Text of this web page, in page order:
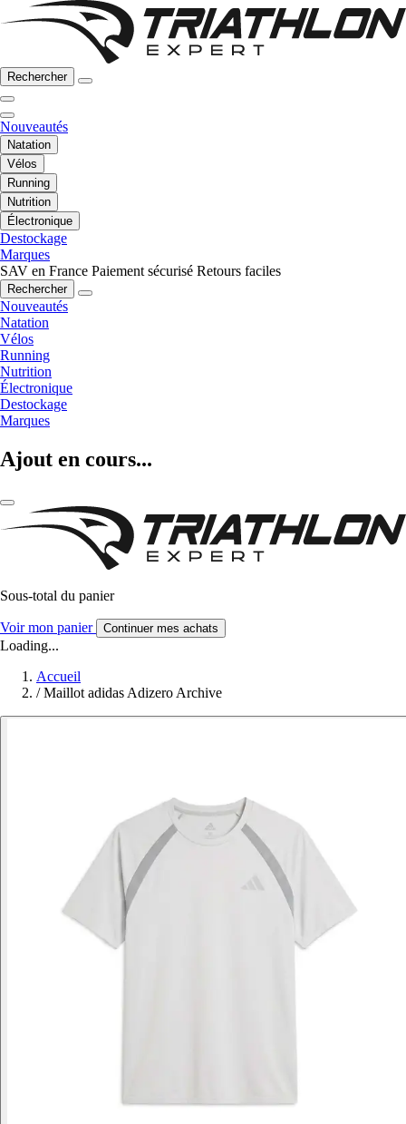
Rechercher
Nouveautés
Natation
Vélos
Running
Nutrition
Électronique
Destockage
Marques
SAV en France Paiement sécurisé Retours faciles
Rechercher
Nouveautés
Natation
Vélos
Running
Nutrition
Électronique
Destockage
Marques
Ajout en cours...
Sous-total du panier
Voir mon panier Continuer mes achats
Loading...
Accueil
/ Maillot adidas Adizero Archive